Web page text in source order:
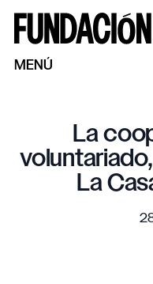
MENÚ
La
La